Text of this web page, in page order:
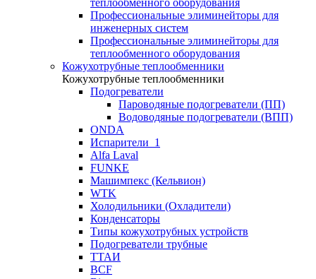
теплообменного оборудования
Профессиональные элиминейторы для
инженерных систем
Профессиональные элиминейторы для
теплообменного оборудования
Кожухотрубные теплообменники
Кожухотрубные теплообменники
Подогреватели
Пароводяные подогреватели (ПП)
Водоводяные подогреватели (ВПП)
ONDA
Испарители_1
Alfa Laval
FUNKE
Машимпекс (Кельвион)
WTK
Холодильники (Охладители)
Конденсаторы
Типы кожухотрубных устройств
Подогреватели трубные
ТТАИ
BCF